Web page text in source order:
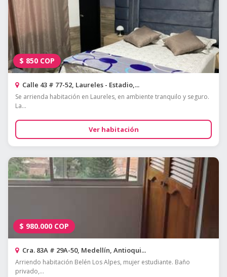
$ 850 COP
Calle 43 # 77-52, Laureles - Estadio,...
Se arrienda habitación en Laureles, en ambiente tranquilo y seguro.
La...
Ver habitación
$ 980.000 COP
Cra. 83A # 29A-50, Medellín, Antioqui...
Arriendo habitación Belén Los Alpes, mujer estudiante. Baño
privado,...